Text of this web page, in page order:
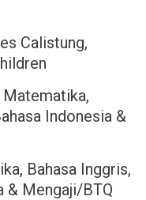
Calistung,
Matematika,
Indonesia &
Bahasa Inggris,
& Mengaji/BTQ